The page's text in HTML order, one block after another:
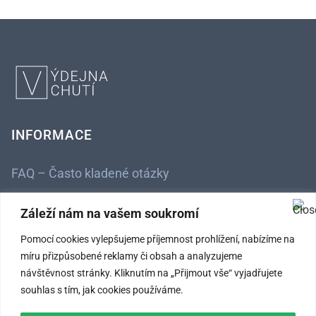
Záleží nám na vašem soukromí
Pomocí cookies vylepšujeme příjemnost prohlížení, nabízíme na
míru přizpůsobené reklamy či obsah a analyzujeme
návštěvnost stránky. Kliknutím na „Přijmout vše“ vyjadřujete
souhlas s tím, jak cookies používáme.
INFORMACE
FAQ – Často kladené otázky
Ochrana osobních údajů
SLEDUJTE NÁS